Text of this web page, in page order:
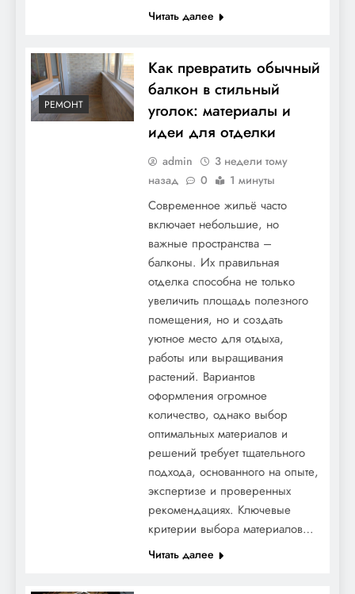
Читать далее
РЕМОНТ
Как превратить обычный
балкон в стильный
уголок: материалы и
идеи для отделки
admin
3 недели тому
назад
0 1 минуты
Современное жильё часто
включает небольшие, но
важные пространства –
балконы. Их правильная
отделка способна не только
увеличить площадь полезного
помещения, но и создать
уютное место для отдыха,
работы или выращивания
растений. Вариантов
оформления огромное
количество, однако выбор
оптимальных материалов и
решений требует тщательного
подхода, основанного на опыте,
экспертизе и проверенных
рекомендациях. Ключевые
критерии выбора материалов…
Читать далее